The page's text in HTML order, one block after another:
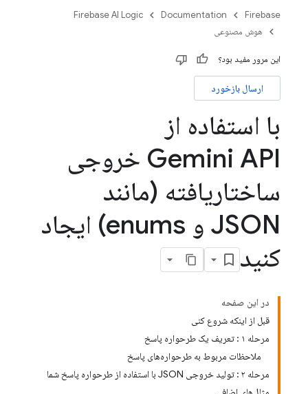
Firebase
Documentation
Firebase AI Logic
هوش مصنوعی
این مرور مفید بود؟
ارسال بازخورد
با استفاده از
Gemini API خروجی
ساختاریافته (مانند
JSON و enums) ایجاد
کنید
در این صفحه
قبل از اینکه شروع کنی
مرحله ۱ : تعریف یک طرحواره پاسخ
ملاحظات مربوط به طرحواره‌های پاسخ
مرحله ۲ : تولید خروجی JSON با استفاده از طرحواره پاسخ شما